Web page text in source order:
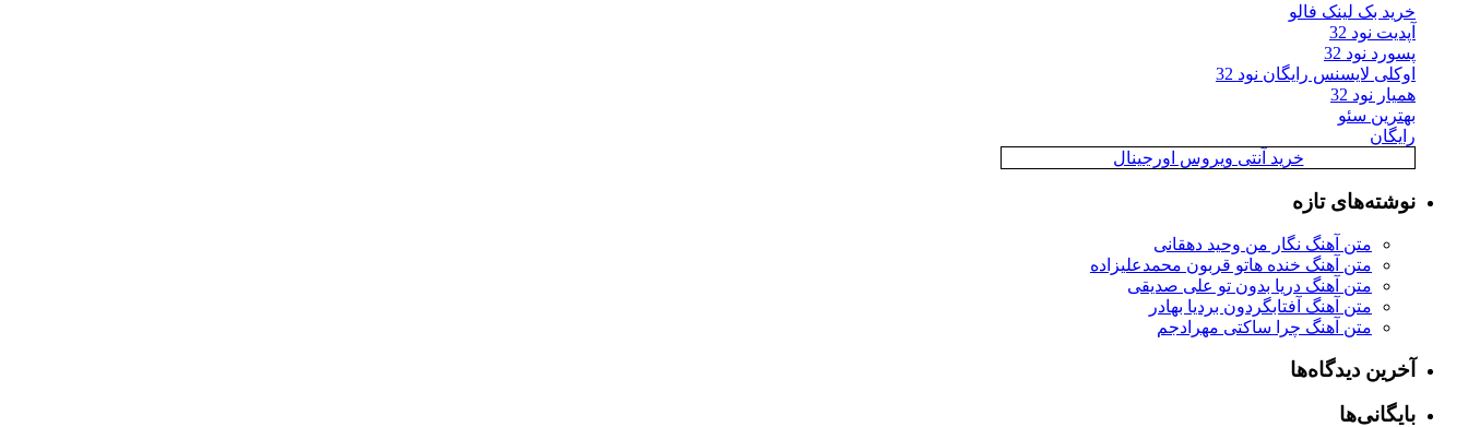
خرید بک لینک فالو
آپدیت نود 32
پسورد نود 32
اوکلی لایسنس رایگان نود 32
همیار نود 32
بهترین سئو
رایگان
خرید آنتی ویروس اورجینال
نوشته‌های تازه
متن آهنگ نگار من وحید دهقانی
متن آهنگ خنده هاتو قربون محمدعلیزاده
متن آهنگ دریا بدون تو علی صدیقی
متن آهنگ آفتابگردون بردیا بهادر
متن آهنگ چرا ساکتی مهرادجم
آخرین دیدگاه‌ها
بایگانی‌ها